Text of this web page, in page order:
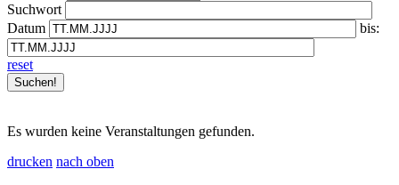
Suchwort
Datum
bis:
reset
Es wurden keine Veranstaltungen gefunden.
drucken nach oben